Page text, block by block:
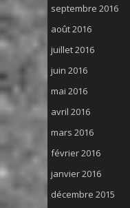
septembre 2016
août 2016
juillet 2016
juin 2016
mai 2016
avril 2016
mars 2016
février 2016
janvier 2016
décembre 2015